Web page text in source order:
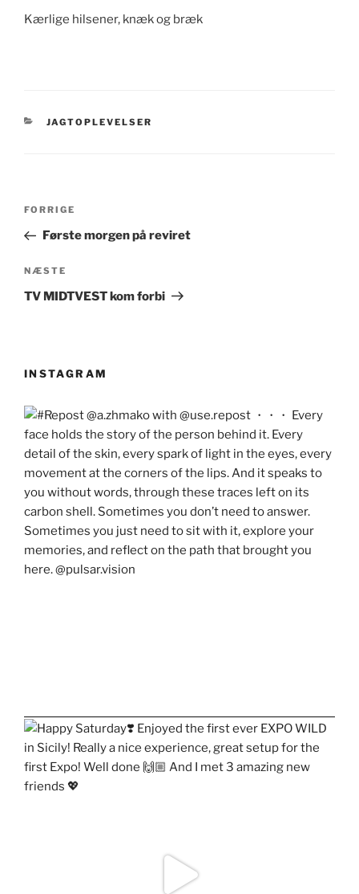
Kærlige hilsener, knæk og bræk
KATEGORIER
JAGTOPLEVELSER
Indlægsnavigation
Forrige
indlæg
FORRIGE
Første morgen på reviret
Næste
indlæg
NÆSTE
TV MIDTVEST kom forbi
INSTAGRAM